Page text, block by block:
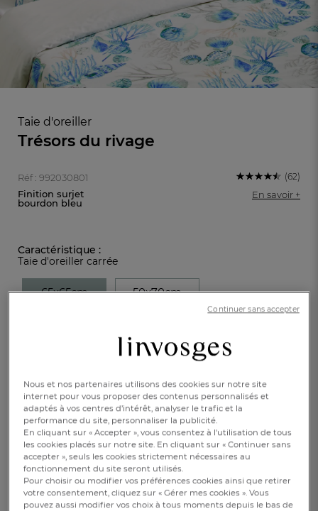
FR
BE
Taie d'oreiller
Trésors du rivage
Réf : 992030801
Finition surjet
bourdon bleu
(62)
En savoir +
Caractéristique :
Taie d'oreiller carrée
65x65cm 50x70cm
1 AJOUTER AU PANIER
RÉSERVER EN BOUTIQUE
DESCRIPTION
Nous et nos partenaires utilisons des cookies sur notre site
internet pour vous proposer des contenus personnalisés et
adaptés à vos centres d’intérêt, analyser le trafic et la
performance du site, personnaliser la publicité.
En cliquant sur « Accepter », vous consentez à l'utilisation de tous
les cookies placés sur notre site. En cliquant sur « Continuer sans
accepter », seuls les cookies strictement nécessaires au
fonctionnement du site seront utilisés.
Pour choisir ou modifier vos préférences cookies ainsi que retirer
votre consentement, cliquez sur « Gérer mes cookies ». Vous
pouvez aussi modifier vos choix à tous moments depuis le bas de
Continuer sans accepter